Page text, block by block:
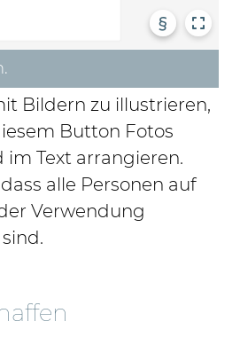
§
Bildern zu illustrieren,
Button Fotos
im Text arrangieren.
alle Personen auf
Verwendung